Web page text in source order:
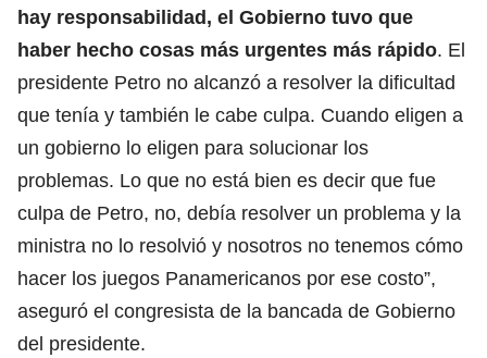
hay responsabilidad, el Gobierno tuvo que
haber hecho cosas más urgentes más rápido. El
presidente Petro no alcanzó a resolver la dificultad
que tenía y también le cabe culpa. Cuando eligen a
un gobierno lo eligen para solucionar los
problemas. Lo que no está bien es decir que fue
culpa de Petro, no, debía resolver un problema y la
ministra no lo resolvió y nosotros no tenemos cómo
hacer los juegos Panamericanos por ese costo”,
aseguró el congresista de la bancada de Gobierno
del presidente.